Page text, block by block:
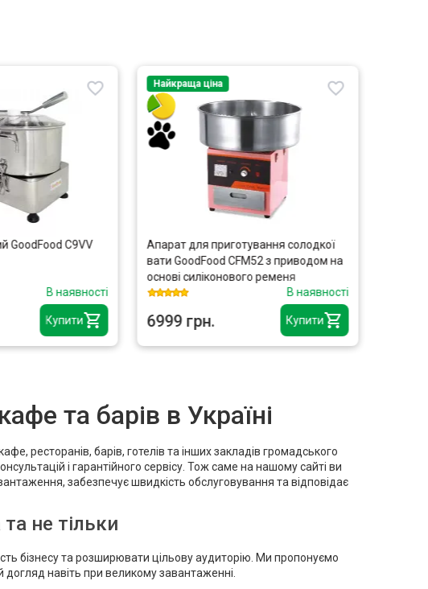
Купити
GoodFood C9VV
В наявності
Купити
Найкраща ціна
Апарат для приготування солодкої
вати GoodFood CFM52 з приводом на
основі силіконового ременя
В наявності
6999 грн.
та барів в Україні
ресторанів, барів, готелів та інших закладів громадського
і гарантійного сервісу. Тож саме на нашому сайті ви
забезпечує швидкість обслуговування та відповідає
не тільки
бізнесу та розширювати цільову аудиторію. Ми пропонуємо
догляд навіть при великому завантаженні.